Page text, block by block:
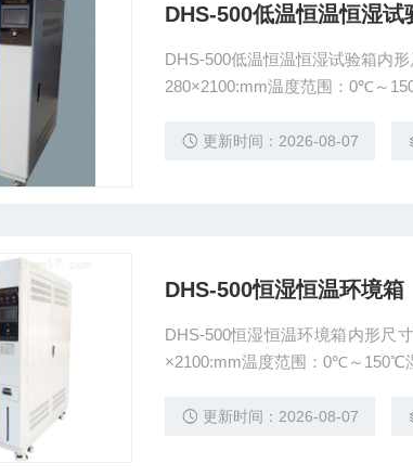
DHS-500低温恒温恒湿试
DHS-500低温恒温恒湿试验箱内形尺寸D×W×H 700×800×900:mm
280×2100:mm温度范围：0℃～
更新时间：2026-08-07
DHS-500恒湿恒温环境箱
DHS-500恒湿恒温环境箱内形尺寸D×W×H 700×800×900:mm外形尺寸
×2100:mm温度范围：0℃～150℃
更新时间：2026-08-07